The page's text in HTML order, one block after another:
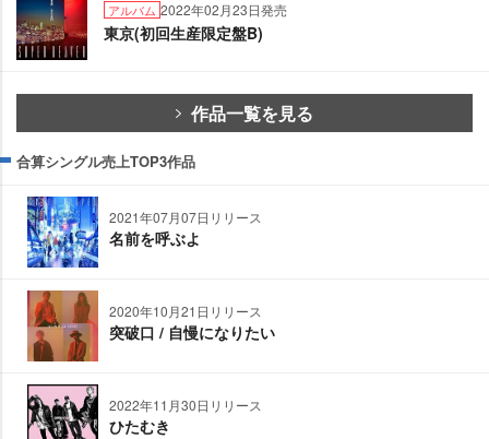
アルバム 2022年02月23日発売
東京(初回生産限定盤B)
作品一覧を見る
合算シングル売上TOP3作品
2021年07月07日リリース
名前を呼ぶよ
2020年10月21日リリース
突破口 / 自慢になりたい
2022年11月30日リリース
ひたむき